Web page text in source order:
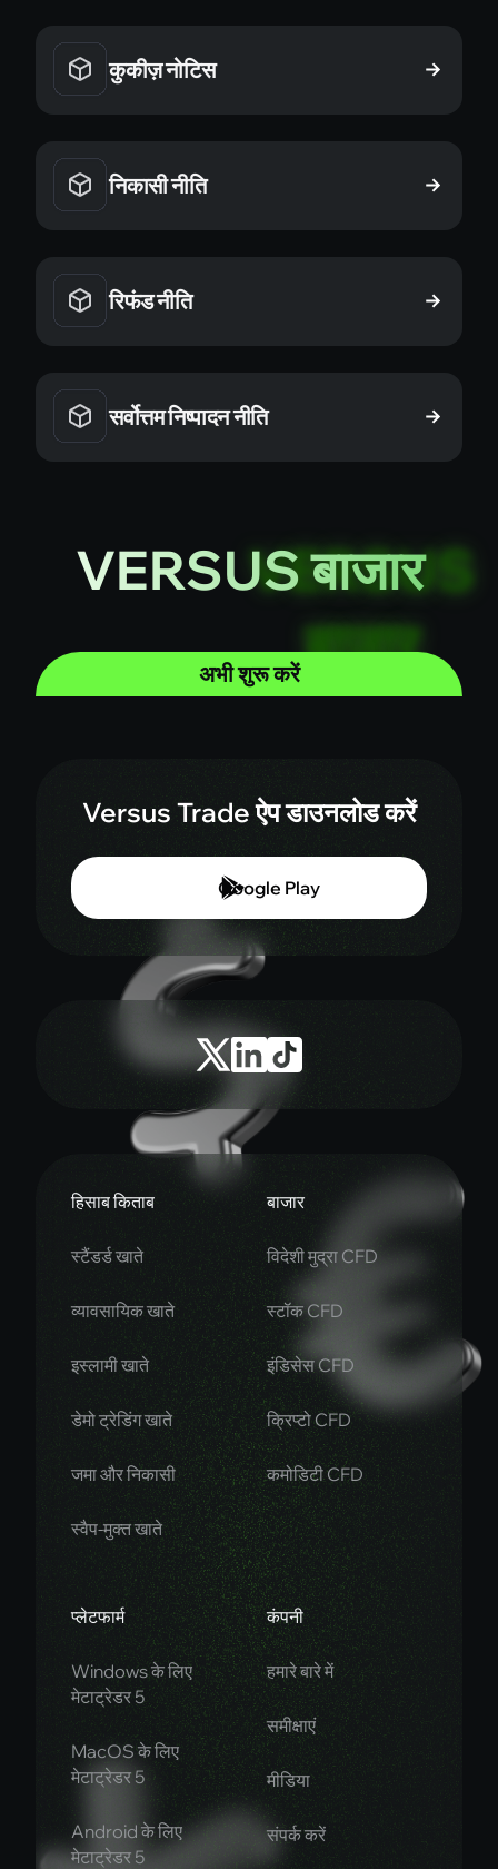
कुकीज़ नोटिस
निकासी नीति
रिफंड नीति
सर्वोत्तम निष्पादन नीति
VERSUS बाजार
अभी शुरू करें
Versus Trade ऐप डाउनलोड करें
Google Play
हिसाब किताब
स्टैंडर्ड खाते
व्यावसायिक खाते
इस्लामी खाते
डेमो ट्रेडिंग खाते
जमा और निकासी
स्वैप-मुक्त खाते
बाजार
विदेशी मुद्रा CFD
स्टॉक CFD
इंडिसेस CFD
क्रिप्टो CFD
कमोडिटी CFD
प्लेटफार्म
Windows के लिए
मेटाट्रेडर 5
MacOS के लिए
मेटाट्रेडर 5
Android के लिए
मेटाट्रेडर 5
कंपनी
हमारे बारे में
समीक्षाएं
मीडिया
संपर्क करें